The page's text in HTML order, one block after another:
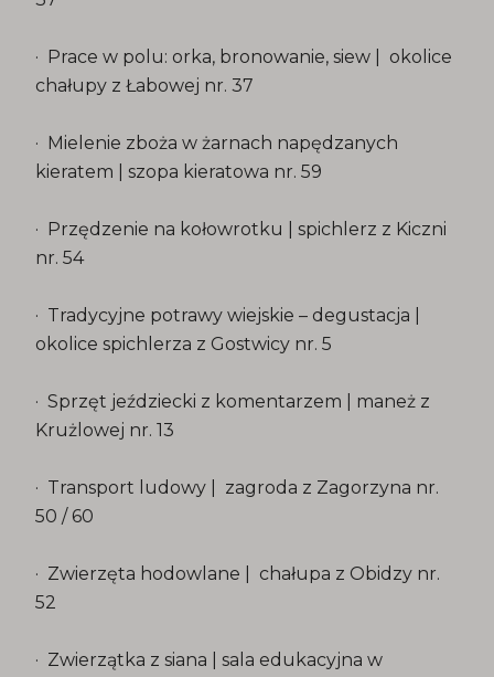
· Prace w polu: orka, bronowanie, siew | okolice
chałupy z Łabowej nr. 37
· Mielenie zboża w żarnach napędzanych
kieratem | szopa kieratowa nr. 59
· Przędzenie na kołowrotku | spichlerz z Kiczni
nr. 54
· Tradycyjne potrawy wiejskie – degustacja |
okolice spichlerza z Gostwicy nr. 5
· Sprzęt jeździecki z komentarzem | maneż z
Krużlowej nr. 13
· Transport ludowy | zagroda z Zagorzyna nr.
50 / 60
· Zwierzęta hodowlane | chałupa z Obidzy nr.
52
· Zwierzątka z siana | sala edukacyjna w